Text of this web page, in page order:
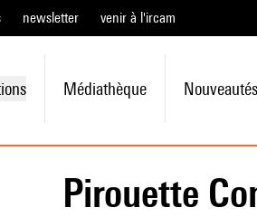
newsletter venir à l'ircam
Médiathèque Nouveautés
Pirouette